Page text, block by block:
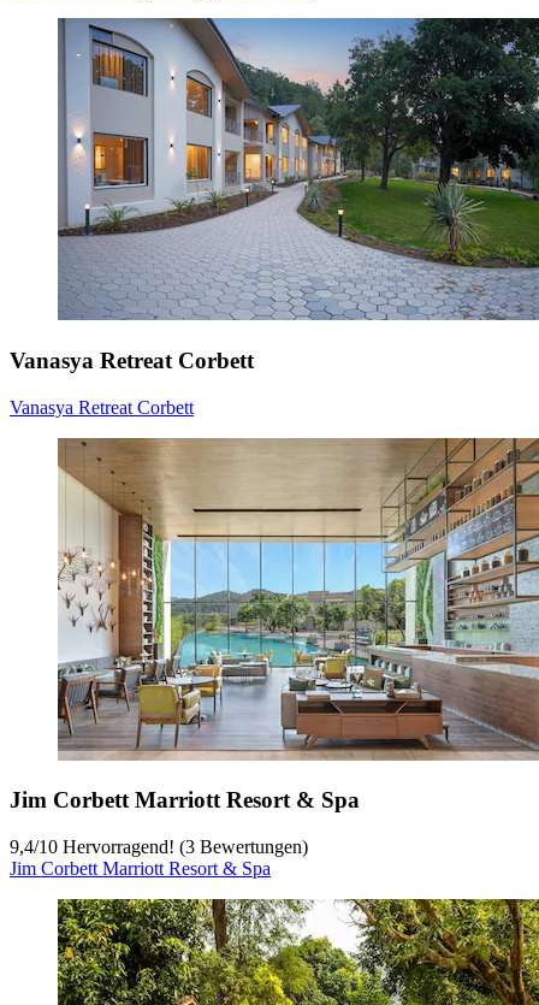
Vanasya Retreat Corbett
Vanasya Retreat Corbett
Jim Corbett Marriott Resort & Spa
9,4/10 Hervorragend! (3 Bewertungen)
Jim Corbett Marriott Resort & Spa